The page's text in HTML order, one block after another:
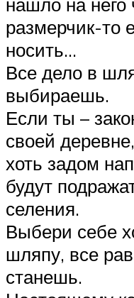
размерчик-то
носить…
Все дело в
выбираешь.
Если ты –
своей
хоть задом
будут
селения.
Выбери себе
шляпу, все
станешь.